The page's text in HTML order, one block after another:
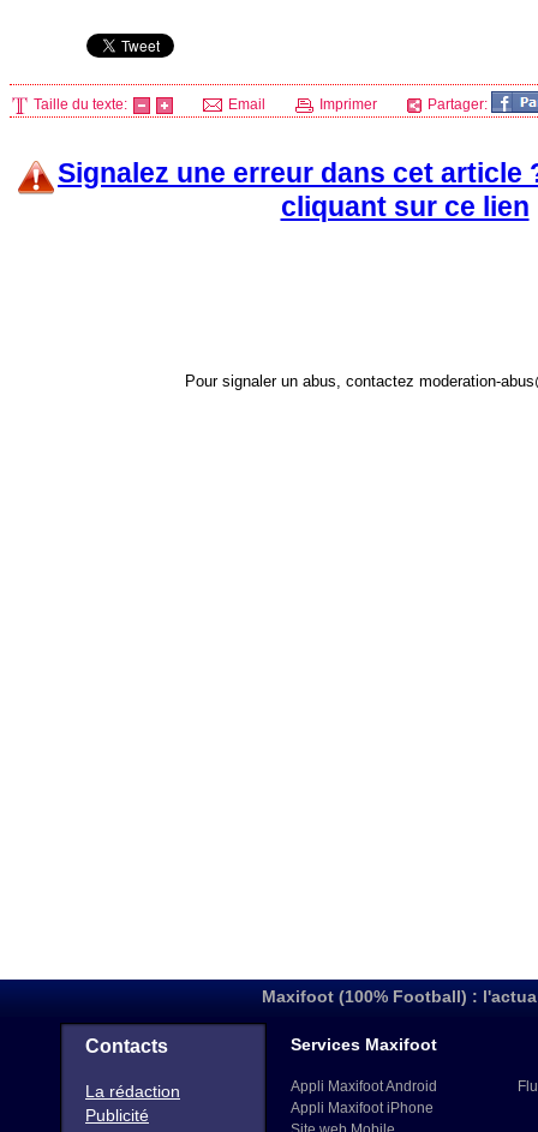
Taille du texte: Email Imprimer Partager:
Signalez une erreur dans cet article
cliquant sur ce lien
Pour signaler un abus, contactez moderation-
Maxifoot (100% Football) :
Contacts
La rédaction
Publicité
Services Maxifoot
Appli Maxifoot Android
Appli Maxifoot iPhone